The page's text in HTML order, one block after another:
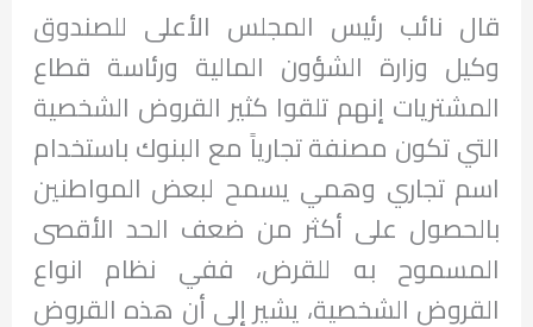
قال نائب رئيس المجلس الأعلى للصندوق
وكيل وزارة الشؤون المالية ورئاسة قطاع
المشتريات إنهم تلقوا كثير القروض الشخصية
التي تكون مصنفة تجارياً مع البنوك باستخدام
اسم تجاري وهمي يسمح لبعض المواطنين
بالحصول على أكثر من ضعف الحد الأقصى
المسموح به للقرض، ففي نظام انواع
القروض الشخصية، يشير إلى أن هذه القروض